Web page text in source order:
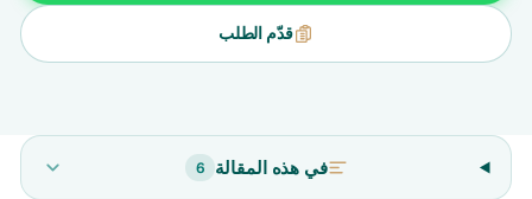
قدّم الطلب
في هذه المقالة 6